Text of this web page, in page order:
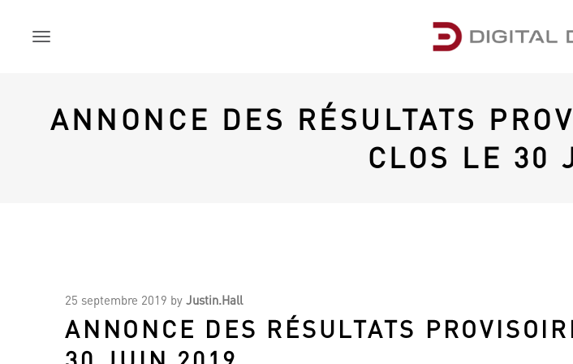
content
ANNONCE DES RÉSULTATS
CLOS LE 30
25 septembre 2019 by Justin.Hall
ANNONCE DES RÉSULTATS